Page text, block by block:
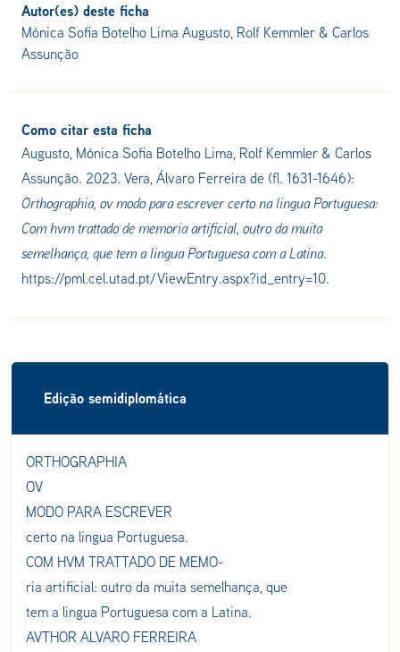
Autor(es) deste ficha
Mónica Sofia Botelho Lima Augusto, Rolf Kemmler & Carlos
Assunção
Como citar esta ficha
Augusto, Mónica Sofia Botelho Lima, Rolf Kemmler & Carlos
Assunção. 2023. Vera, Álvaro Ferreira de (fl. 1631-1646):
Orthographia, ov modo para escrever certo na lingua Portuguesa:
Com hvm trattado de memoria artificial, outro da muita
semelhança, que tem a lingua Portuguesa com a Latina.
https://pml.cel.utad.pt/ViewEntry.aspx?id_entry=10.
Edição semidiplomática
ORTHOGRAPHIA
OV
MODO PARA ESCREVER
certo na lingua Portuguesa.
COM HVM TRATTADO DE MEMO-
ria artificial: outro da muita semelhança, que
tem a lingua Portuguesa com a Latina.
AVTHOR ALVARO FERREIRA